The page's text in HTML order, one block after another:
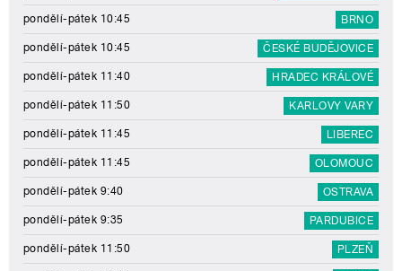
pondělí-pátek 10:45 BRNO
pondělí-pátek 10:45 ČESKÉ BUDĚJOVICE
pondělí-pátek 11:40 HRADEC KRÁLOVÉ
pondělí-pátek 11:50 KARLOVY VARY
pondělí-pátek 11:45 LIBEREC
pondělí-pátek 11:45 OLOMOUC
pondělí-pátek 9:40 OSTRAVA
pondělí-pátek 9:35 PARDUBICE
pondělí-pátek 11:50 PLZEŇ